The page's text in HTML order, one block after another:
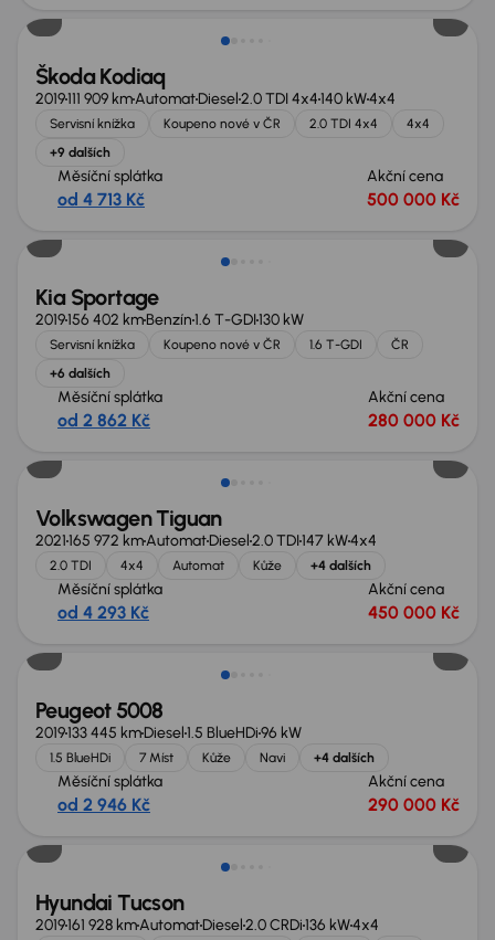
Škoda Kodiaq
2019111 909 kmAutomatDiesel2.0 TDI 4x4140 kW4x4
Servisní knížka Koupeno nové v ČR 2.0 TDI 4x4
4x4
+9 dalších
Měsíční splátka
od 4 713 Kč
Akční cena
500 000 Kč
Zlevněno o 10 000 Kč
Kia Sportage
2019156 402 kmBenzín1.6 T-GDI130 kW
Servisní knížka Koupeno nové v ČR 1.6 T-GDI
ČR
+6 dalších
Měsíční splátka
od 2 862 Kč
Akční cena
280 000 Kč
Zlevněno o 70 000 Kč
Volkswagen Tiguan
2021165 972 kmAutomatDiesel2.0 TDI147 kW4x4
2.0 TDI 4x4 Automat Kůže +4 dalších
Měsíční splátka
od 4 293 Kč
Akční cena
450 000 Kč
Zlevněno o 30 000 Kč
Peugeot 5008
2019133 445 kmDiesel1.5 BlueHDi96 kW
1.5 BlueHDi 7 Míst Kůže Navi +4 dalších
Měsíční splátka
od 2 946 Kč
Akční cena
290 000 Kč
Zlevněno o 10 000 Kč
Hyundai Tucson
2019161 928 kmAutomatDiesel2.0 CRDi136 kW4x4